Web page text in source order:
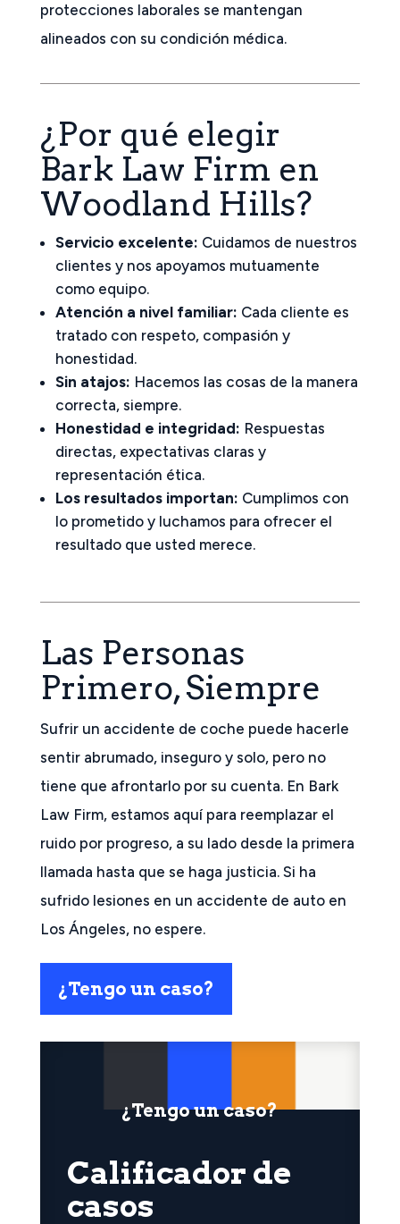
protecciones laborales se mantengan
alineados con su condición médica.
¿Por qué elegir
Bark Law Firm en
Woodland Hills?
Servicio excelente: Cuidamos de nuestros
clientes y nos apoyamos mutuamente
como equipo.
Atención a nivel familiar: Cada cliente es
tratado con respeto, compasión y
honestidad.
Sin atajos: Hacemos las cosas de la manera
correcta, siempre.
Honestidad e integridad: Respuestas
directas, expectativas claras y
representación ética.
Los resultados importan: Cumplimos con
lo prometido y luchamos para ofrecer el
resultado que usted merece.
Las Personas
Primero, Siempre
Sufrir un accidente de coche puede hacerle
sentir abrumado, inseguro y solo, pero no
tiene que afrontarlo por su cuenta. En Bark
Law Firm, estamos aquí para reemplazar el
ruido por progreso, a su lado desde la primera
llamada hasta que se haga justicia. Si ha
sufrido lesiones en un accidente de auto en
Los Ángeles, no espere.
¿Tengo un caso?
¿Tengo un caso?
Calificador de
casos